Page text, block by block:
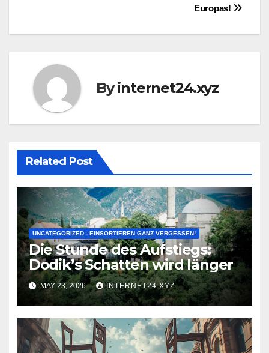
Europas!
Byinternet24.xyz
Related Post
UNCATEGORIZED - EINSORTIEREN GANZ VERGESSEN!
Die Stunde des Aufstiegs:
Dodik’s Schatten wird länger
MAY 23, 2026 INTERNET24.XYZ